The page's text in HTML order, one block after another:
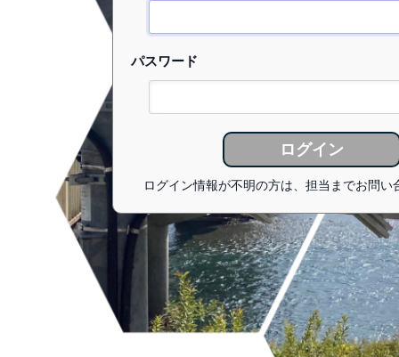
パスワード
ログイン
ログイン情報が不明の方は、担当までお問い